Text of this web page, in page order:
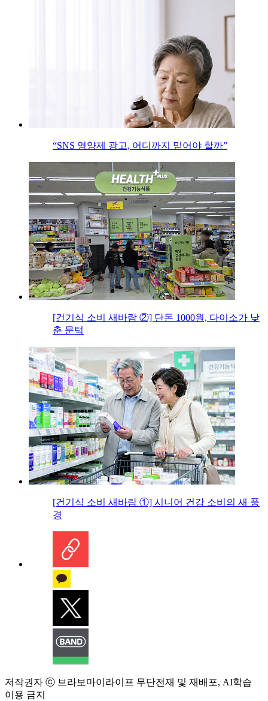
“SNS 영양제 광고, 어디까지 믿어야 할까”
[건기식 소비 새바람 ②] 단돈 1000원, 다이소가 낮
춘 문턱
[건기식 소비 새바람 ①] 시니어 건강 소비의 새 풍
경
저작권자 ⓒ 브라보마이라이프 무단전재 및 재배포, AI학습
이용 금지